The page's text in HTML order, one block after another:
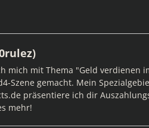
mich mit Thema "Geld
Szene gemacht. Mein
präsentiere ich dir
mehr!